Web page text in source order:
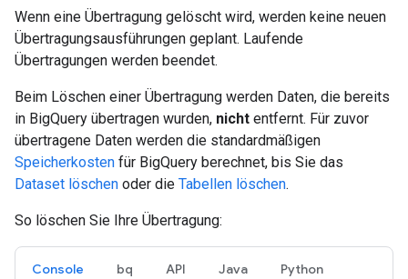
Wenn eine Übertragung gelöscht wird, werden keine neuen
Übertragungsausführungen geplant. Laufende
Übertragungen werden beendet.
Beim Löschen einer Übertragung werden Daten, die bereits
in BigQuery übertragen wurden, nicht entfernt. Für zuvor
übertragene Daten werden die standardmäßigen
Speicherkosten für BigQuery berechnet, bis Sie das
Dataset löschen oder die Tabellen löschen.
So löschen Sie Ihre Übertragung:
Console bq API Java Python